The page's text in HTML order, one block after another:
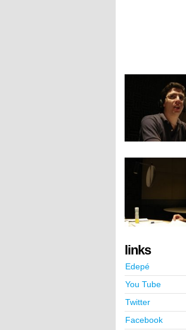
links
Edepé
You Tube
Twitter
Facebook